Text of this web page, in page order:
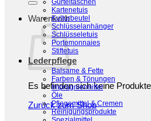
Warenkorb
Es befinden sich keine
Zurück zum Shop
Gürteltaschen
Kartenetuis
Kulturbeutel
Schlüsselanhänger
Schlüsseletuis
Portemonnaies
Stiftetuis
Lederpflege
Balsame & Fette
Farben & Tönungen
Imprägniermittel
Öle
Pflegemittel & Cremen
Reinigungsprodukte